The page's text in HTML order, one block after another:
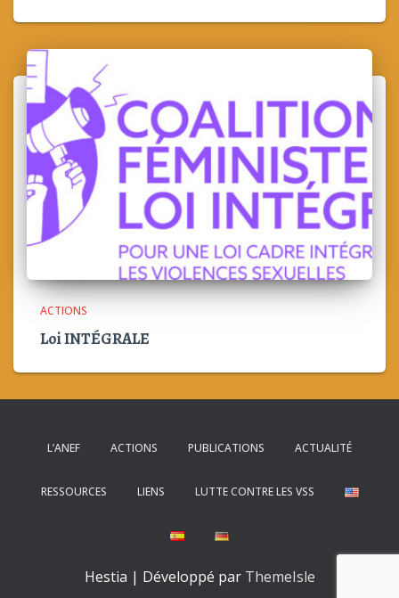
ACTIONS
Loi INTÉGRALE
L’ANEF ACTIONS PUBLICATIONS ACTUALITÉ
RESSOURCES LIENS LUTTE CONTRE LES VSS
Hestia | Développé par ThemeIsle